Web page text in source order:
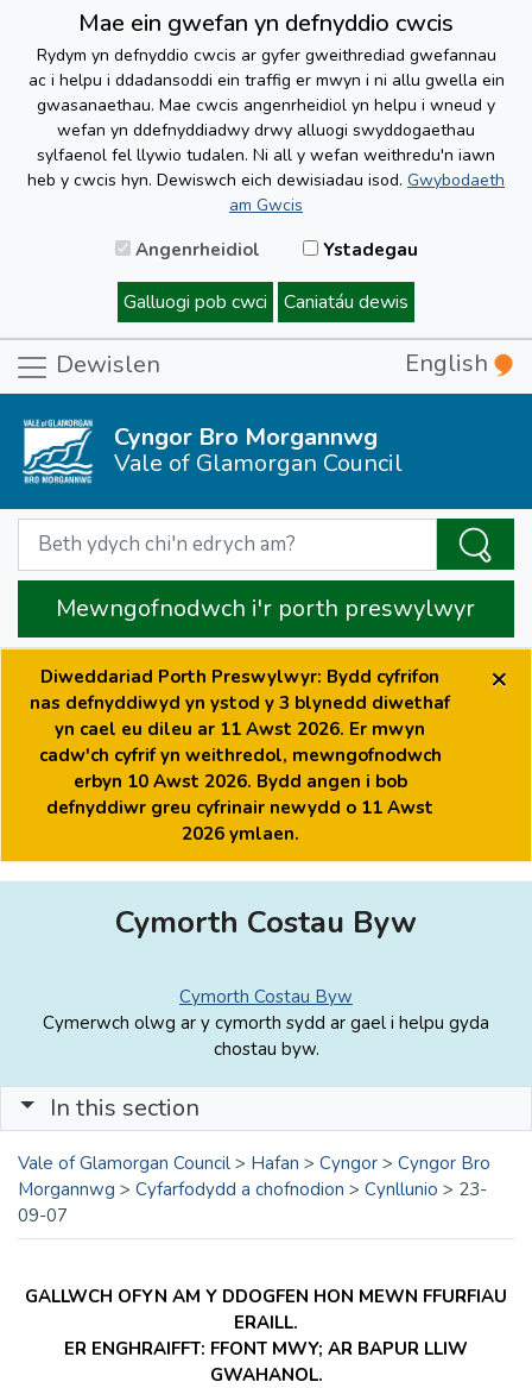
Mae ein gwefan yn defnyddio cwcis
Rydym yn defnyddio cwcis ar gyfer gweithrediad gwefannau
ac i helpu i ddadansoddi ein traffig er mwyn i ni allu gwella ein
gwasanaethau. Mae cwcis angenrheidiol yn helpu i wneud y
wefan yn ddefnyddiadwy drwy alluogi swyddogaethau
sylfaenol fel llywio tudalen. Ni all y wefan weithredu'n iawn
heb y cwcis hyn. Dewiswch eich dewisiadau isod. Gwybodaeth
am Gwcis
Angenrheidiol Ystadegau
Galluogi pob cwci Caniatáu dewis
Dewislen English
Cyngor Bro Morgannwg
Vale of Glamorgan Council
Mewngofnodwch i'r porth preswylwyr
Diweddariad Porth Preswylwyr: Bydd cyfrifon
nas defnyddiwyd yn ystod y 3 blynedd diwethaf
yn cael eu dileu ar 11 Awst 2026. Er mwyn
cadw'ch cyfrif yn weithredol, mewngofnodwch
erbyn 10 Awst 2026. Bydd angen i bob
defnyddiwr greu cyfrinair newydd o 11 Awst
2026 ymlaen.
×
Cymorth Costau Byw
Cymorth Costau Byw
Cymerwch olwg ar y cymorth sydd ar gael i helpu gyda
chostau byw.
In this section
Vale of Glamorgan Council > Hafan > Cyngor > Cyngor Bro
Morgannwg > Cyfarfodydd a chofnodion > Cynllunio > 23-
09-07
GALLWCH OFYN AM Y DDOGFEN HON MEWN FFURFIAU
ERAILL.
ER ENGHRAIFFT: FFONT MWY; AR BAPUR LLIW
GWAHANOL.